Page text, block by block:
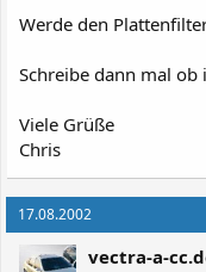
Werde den
Schreibe dann mal ob
Viele Grüße
Chris
17.08.2002
vectra-a-